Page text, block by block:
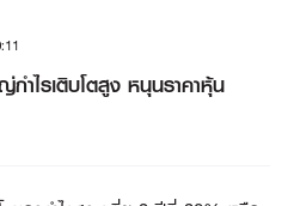
ำไรเติบโตสูง หนุนราคาหุ้น